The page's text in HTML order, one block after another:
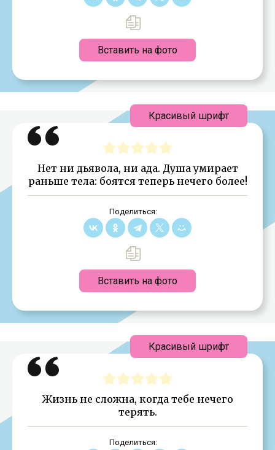
Вставить на фото
Нет ни дьявола, ни ада. Душа умирает
раньше тела: боятся теперь нечего более!
Поделиться:
Вставить на фото
Красивый шрифт
Жизнь не сложна, когда тебе нечего
терять.
Поделиться:
Красивый шрифт